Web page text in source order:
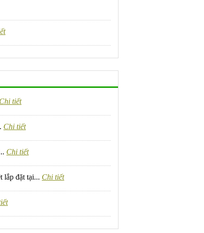
Chi tiết
Chi tiết
Chi tiết
lắp đặt tại... Chi tiết